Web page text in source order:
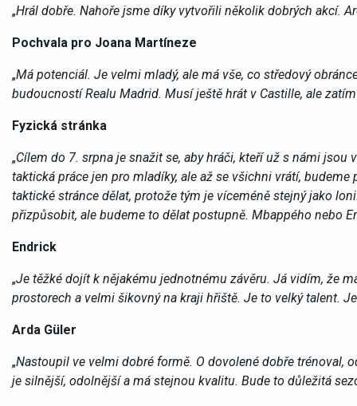
„Hrál dobře. Nahoře jsme díky vytvořili několik dobrých akcí.
Pochvala pro Joana Martíneze
„Má potenciál. Je velmi mladý, ale má vše, co středový
budoucností Realu Madrid. Musí ještě hrát v Castille, ale
Fyzická stránka
„Cílem do 7. srpna je snažit se, aby hráči, kteří už s námi
taktická práce jen pro mladíky, ale až se všichni vrátí,
taktické stránce dělat, protože tým je víceméně stejný jako
přizpůsobit, ale budeme to dělat postupně. Mbappého nebo
Endrick
„Je těžké dojít k nějakému jednotnému závěru. Já vidím, že
prostorech a velmi šikovný na kraji hřiště. Je to velký talent.
Arda Güler
„Nastoupil ve velmi dobré formě. O dovolené dobře trénoval,
je silnější, odolnější a má stejnou kvalitu. Bude to důležitá